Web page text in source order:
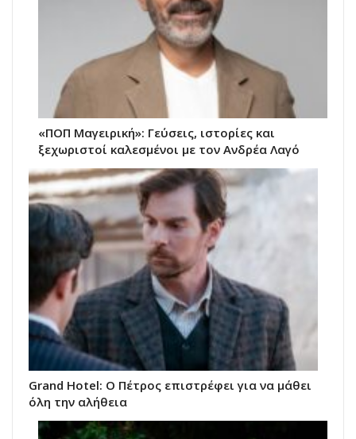
«ΠΟΠ Μαγειρική»: Γεύσεις, ιστορίες και
ξεχωριστοί καλεσμένοι με τον Ανδρέα Λαγό
Grand Hotel: Ο Πέτρος επιστρέφει για να μάθει
όλη την αλήθεια